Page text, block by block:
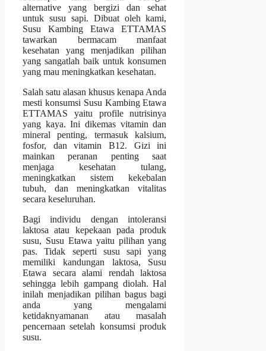
alternative yang bergizi dan sehat
untuk susu sapi. Dibuat oleh kami,
Susu Kambing Etawa ETTAMAS
tawarkan bermacam manfaat
kesehatan yang menjadikan pilihan
yang sangatlah baik untuk konsumen
yang mau meningkatkan kesehatan.
Salah satu alasan khusus kenapa Anda
mesti konsumsi Susu Kambing Etawa
ETTAMAS yaitu profile nutrisinya
yang kaya. Ini dikemas vitamin dan
mineral penting, termasuk kalsium,
fosfor, dan vitamin B12. Gizi ini
mainkan peranan penting saat
menjaga kesehatan tulang,
meningkatkan sistem kekebalan
tubuh, dan meningkatkan vitalitas
secara keseluruhan.
Bagi individu dengan intoleransi
laktosa atau kepekaan pada produk
susu, Susu Etawa yaitu pilihan yang
pas. Tidak seperti susu sapi yang
memiliki kandungan laktosa, Susu
Etawa secara alami rendah laktosa
sehingga lebih gampang diolah. Hal
inilah menjadikan pilihan bagus bagi
anda yang mengalami
ketidaknyamanan atau masalah
pencernaan setelah konsumsi produk
susu.